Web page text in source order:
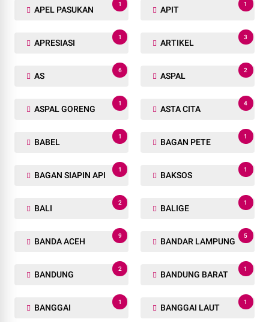
APEL PASUKAN
1
APIT
1
APRESIASI
1
ARTIKEL
3
AS
6
ASPAL
2
ASPAL GORENG
1
ASTA CITA
4
BABEL
1
BAGAN PETE
1
BAGAN SIAPIN API
1
BAKSOS
1
BALI
2
BALIGE
1
BANDA ACEH
9
BANDAR LAMPUNG
5
BANDUNG
2
BANDUNG BARAT
1
BANGGAI
1
BANGGAI LAUT
1